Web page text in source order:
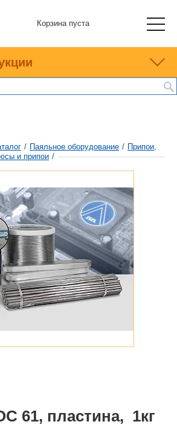
Корзина пуста
/ Паяльное оборудование / Припои,
и припои /
61, пластина, 1кг